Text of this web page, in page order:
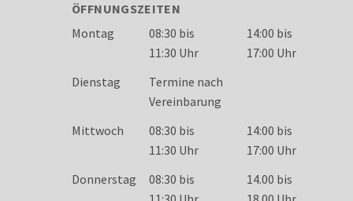
ÖFFNUNGSZEITEN
Wochentag
Öffnungszeiten
Montag
08:30 bis
11:30 Uhr
14:00 bis
17:00 Uhr
Dienstag
Termine nach
Vereinbarung
Mittwoch
08:30 bis
11:30 Uhr
14:00 bis
17:00 Uhr
Donnerstag
08:30 bis
14.00 bis